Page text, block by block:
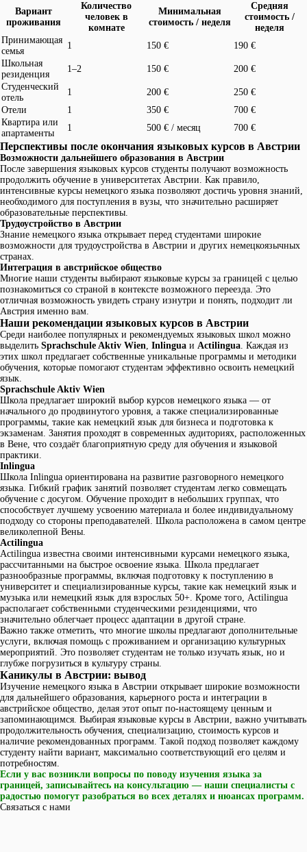
Вариант
проживания
Количество
человек в
комнате
Минимальная
стоимость / неделя
Средняя
стоимость /
неделя
Принимающая
семья
1 150 €
190 €
Школьная
резиденция
1–2 150 €
200 €
Студенческий
отель
1 200 €
250 €
Отели
1 350 €
700 €
Квартира или
апартаменты
1 500 € / месяц 700 €
Перспективы после окончания языковых курсов в Австрии
Возможности дальнейшего образования в Австрии
После завершения языковых курсов студенты получают возможность
продолжить обучение в университетах Австрии. Как правило,
интенсивные курсы немецкого языка позволяют достичь уровня знаний,
необходимого для поступления в вузы, что значительно расширяет
образовательные перспективы.
Трудоустройство в Австрии
Знание немецкого языка открывает перед студентами широкие
возможности для трудоустройства в Австрии и других немецкоязычных
странах.
Интеграция в австрийское общество
Многие наши студенты выбирают языковые курсы за границей с целью
познакомиться со страной в контексте возможного переезда. Это
отличная возможность увидеть страну изнутри и понять, подходит ли
Австрия именно вам.
Наши рекомендации языковых курсов в Австрии
Среди наиболее популярных и рекомендуемых языковых школ можно
выделить Sprachschule Aktiv Wien, Inlingua и Actilingua. Каждая из
этих школ предлагает собственные уникальные программы и методики
обучения, которые помогают студентам эффективно освоить немецкий
язык.
Sprachschule Aktiv Wien
Школа предлагает широкий выбор курсов немецкого языка — от
начального до продвинутого уровня, а также специализированные
программы, такие как немецкий язык для бизнеса и подготовка к
экзаменам. Занятия проходят в современных аудиториях, расположенных
в Вене, что создаёт благоприятную среду для обучения и языковой
практики.
Inlingua
Школа Inlingua ориентирована на развитие разговорного немецкого
языка. Гибкий график занятий позволяет студентам легко совмещать
обучение с досугом. Обучение проходит в небольших группах, что
способствует лучшему усвоению материала и более индивидуальному
подходу со стороны преподавателей. Школа расположена в самом центре
великолепной Вены.
Actilingua
Actilingua известна своими интенсивными курсами немецкого языка,
рассчитанными на быстрое освоение языка. Школа предлагает
разнообразные программы, включая подготовку к поступлению в
университет и специализированные курсы, такие как немецкий язык и
музыка или немецкий язык для взрослых 50+. Кроме того, Actilingua
располагает собственными студенческими резиденциями, что
значительно облегчает процесс адаптации в другой стране.
Важно также отметить, что многие школы предлагают дополнительные
услуги, включая помощь с проживанием и организацию культурных
мероприятий. Это позволяет студентам не только изучать язык, но и
глубже погрузиться в культуру страны.
Каникулы в Австрии: вывод
Изучение немецкого языка в Австрии открывает широкие возможности
для дальнейшего образования, карьерного роста и интеграции в
австрийское общество, делая этот опыт по-настоящему ценным и
запоминающимся. Выбирая языковые курсы в Австрии, важно учитывать
продолжительность обучения, специализацию, стоимость курсов и
наличие рекомендованных программ. Такой подход позволяет каждому
студенту найти вариант, максимально соответствующий его целям и
потребностям.
Если у вас возникли вопросы по поводу изучения языка за
границей, записывайтесь на консультацию — наши специалисты с
радостью помогут разобраться во всех деталях и нюансах программ.
Связаться с нами